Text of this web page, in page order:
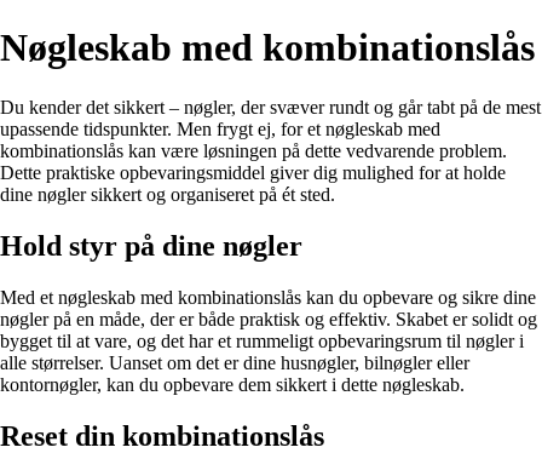
Nøgleskab med kombinationslås
Du kender det sikkert – nøgler, der svæver rundt og går tabt på de mest
upassende tidspunkter. Men frygt ej, for et nøgleskab med
kombinationslås kan være løsningen på dette vedvarende problem.
Dette praktiske opbevaringsmiddel giver dig mulighed for at holde
dine nøgler sikkert og organiseret på ét sted.
Hold styr på dine nøgler
Med et nøgleskab med kombinationslås kan du opbevare og sikre dine
nøgler på en måde, der er både praktisk og effektiv. Skabet er solidt og
bygget til at vare, og det har et rummeligt opbevaringsrum til nøgler i
alle størrelser. Uanset om det er dine husnøgler, bilnøgler eller
kontornøgler, kan du opbevare dem sikkert i dette nøgleskab.
Reset din kombinationslås